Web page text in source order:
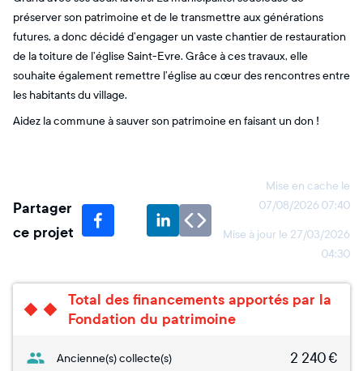
préserver son patrimoine et de le transmettre aux générations
futures, a donc décidé d’engager un vaste chantier de restauration
de la toiture de l’église Saint-Evre. Grâce à ces travaux, elle
souhaite également remettre l’église au cœur des rencontres entre
les habitants du village.
Aidez la commune à sauver son patrimoine en faisant un don !
Partager
ce projet
Mise en cache le
07/08/2026 07:40
Mise à jour le 27/03/2026
04:30
Total des financements apportés par la
Fondation du patrimoine
Ancienne(s) collecte(s) 2 240€